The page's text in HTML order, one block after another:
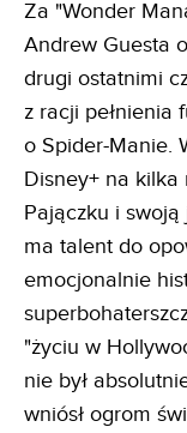
Za "Wonder
Andrew Guesta
drugi ostatnimi
z racji pełnienia
o Spider-Manie.
Disney+ na kilka
Pajączku i swoją
ma talent do
emocjonalnie
"życiu w
nie był
wniósł ogrom